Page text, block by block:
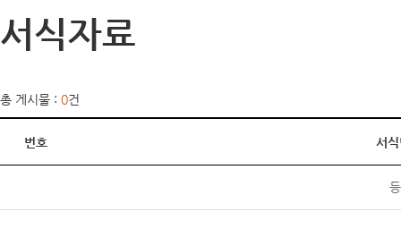
서식자료
총 게시물 : 0건
번호 서